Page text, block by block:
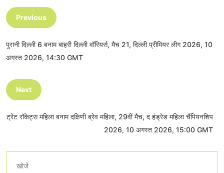
Previous
पुरानी दिल्ली 6 बनाम बाहरी दिल्ली वॉरियर्स, मैच 21, दिल्ली प्रीमियर लीग 2026, 10
अगस्त 2026, 14:30 GMT
Next
ट्रेंट रॉकेट्स महिला बनाम दक्षिणी ब्रेव महिला, 29वीं मैच, द हंड्रेड महिला चैंपियनशिप
2026, 10 अगस्त 2026, 15:00 GMT
खोजें